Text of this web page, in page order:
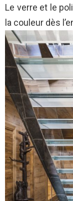
Le verre et le
la couleur dès